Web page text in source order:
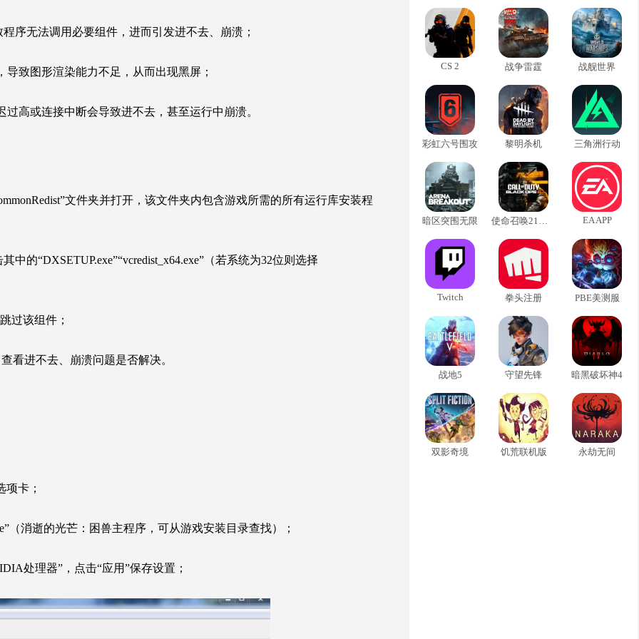
序无法调用必要组件，进而引发进不去、崩溃；
致图形渲染能力不足，从而出现黑屏；
高或连接中断会导致进不去，甚至运行中崩溃。
文件夹并打开，该文件夹内包含游戏所需的所有运行库安装程
中的“DXSETUP.exe”“vcredist_x64.exe”（若系统为32位则选择
过该组件；
看进不去、崩溃问题是否解决。
项卡；
（消逝的光芒：困兽主程序，可从游戏安装目录查找）；
处理器”，点击“应用”保存设置；
CS 2 战争雷霆 战舰世界
彩虹六号围攻 黎明杀机 三角洲行动
暗区突围无限 使命召唤21黑色行动6 EA APP
Twitch 拳头注册 PBE美测服
战地5 守望先锋 暗黑破坏神4
双影奇境 饥荒联机版 永劫无间